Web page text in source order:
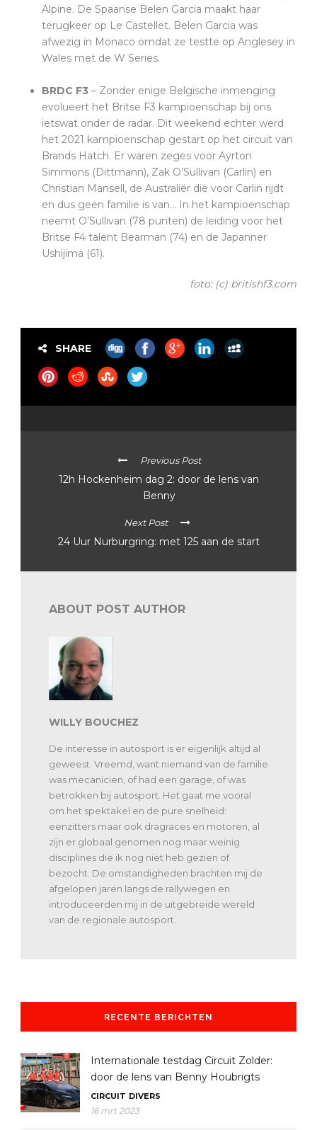
Alpine. De Spaanse Belen Garcia maakt haar
terugkeer op Le Castellet. Belen Garcia was
afwezig in Monaco omdat ze testte op Anglesey in
Wales met de W Series.
BRDC F3 – Zonder enige Belgische inmenging
evolueert het Britse F3 kampioenschap bij ons
ietswat onder de radar. Dit weekend echter werd
het 2021 kampioenschap gestart op het circuit van
Brands Hatch. Er waren zeges voor Ayrton
Simmons (Dittmann), Zak O’Sullivan (Carlin) en
Christian Mansell, de Australiër die voor Carlin rijdt
en dus geen familie is van… In het kampioenschap
neemt O’Sullivan (78 punten) de leiding voor het
Britse F4 talent Bearman (74) en de Japanner
Ushijima (61).
foto: (c) britishf3.com
SHARE
Previous Post
12h Hockenheim dag 2: door de lens van
Benny
Next Post
24 Uur Nurburgring: met 125 aan de start
ABOUT POST AUTHOR
WILLY BOUCHEZ
De interesse in autosport is er eigenlijk altijd al
geweest. Vreemd, want niemand van de familie
was mecanicien, of had een garage, of was
betrokken bij autosport. Het gaat me vooral
om het spektakel en de pure snelheid:
eenzitters maar ook dragraces en motoren, al
zijn er globaal genomen nog maar weinig
disciplines die ik nog niet heb gezien of
bezocht. De omstandigheden brachten mij de
afgelopen jaren langs de rallywegen en
introduceerden mij in de uitgebreide wereld
van de regionale autosport.
RECENTE BERICHTEN
Internationale testdag Circuit Zolder:
door de lens van Benny Houbrigts
CIRCUIT DIVERS
16 mrt 2023